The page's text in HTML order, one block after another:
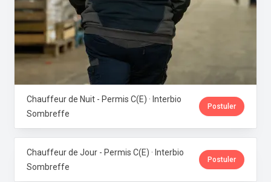
Chauffeur de Nuit - Permis C(E) · Interbio
Sombreffe
Postuler
Chauffeur de Jour - Permis C(E) · Interbio
Sombreffe
Postuler